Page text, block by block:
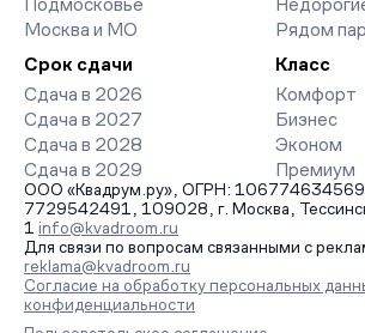
Подмосковье
Москва и МО
Рядом
Срок сдачи
Сдача в 2026
Сдача в 2027
Сдача в 2028
Сдача в 2029
Класс
Комфорт
Бизнес
Эконом
Премиум
ООО «Квадрум.ру», ОГРН:
7729542491, 109028, г. Москва,
1 info@kvadroom.ru
Для связи по вопросам связанными с
reklama@kvadroom.ru
Согласие на обработку персональных
конфиденциальности